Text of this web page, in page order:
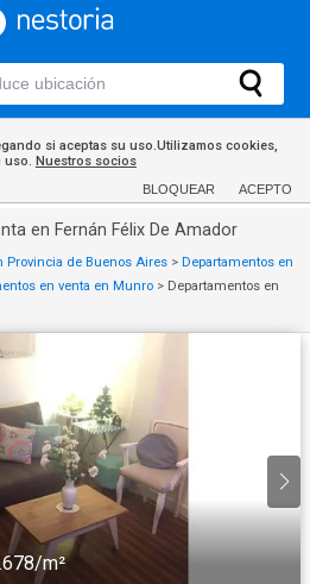
si aceptas su uso.Utilizamos cookies,
uso. Nuestros socios
BLOQUEAR ACEPTO
en Fernán Félix De Amador
Provincia de Buenos Aires > Departamentos en
en venta en Munro > Departamentos en
m²